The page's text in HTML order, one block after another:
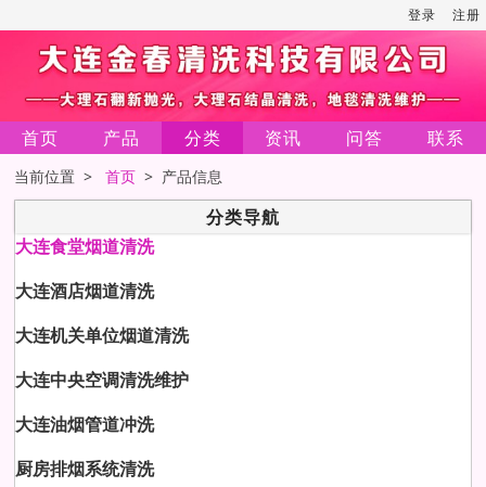
登录 注册
首页 产品 分类 资讯 问答 联系
当前位置 >首页 > 产品信息
分类导航
大连食堂烟道清洗
大连酒店烟道清洗
大连机关单位烟道清洗
大连中央空调清洗维护
大连油烟管道冲洗
厨房排烟系统清洗